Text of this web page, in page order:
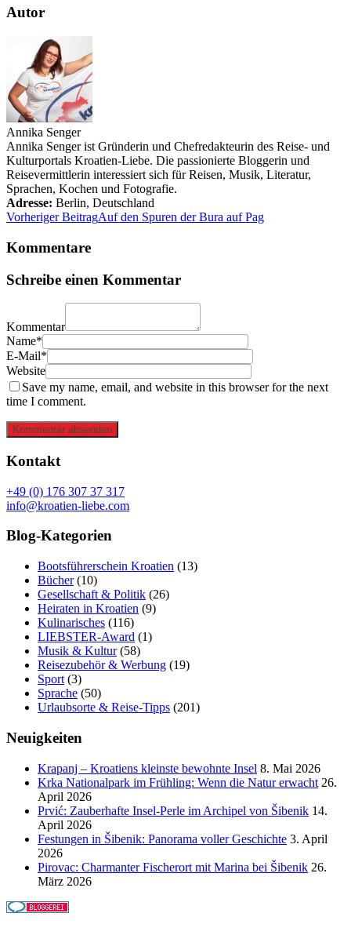
Autor
Annika Senger
Annika Senger ist Gründerin und Chefredakteurin des Reise- und
Kulturportals Kroatien-Liebe. Die passionierte Bloggerin und
Reisevermittlerin interessiert sich für Reisen, Musik, Literatur,
Sprachen, Kochen und Fotografie.
Adresse: Berlin, Deutschland
Vorheriger BeitragAuf den Spuren der Bura auf Pag
Kommentare
Schreibe einen Kommentar
Kommentar
Name*
E-Mail*
Website
Save my name, email, and website in this browser for the next
time I comment.
Kommentar absenden
Kontakt
+49 (0) 176 307 37 317
info@kroatien-liebe.com
Blog-Kategorien
Bootsführerschein Kroatien (13)
Bücher(10)
Gesellschaft & Politik (26)
Heiraten in Kroatien (9)
Kulinarisches (116)
LIEBSTER-Award (1)
Musik & Kultur(58)
Reisezubehör & Werbung (19)
Sport (3)
Sprache (50)
Urlaubsorte & Reise-Tipps (201)
Neuigkeiten
Krapanj – Kroatiens kleinste bewohnte Insel 8. Mai 2026
Krka Nationalpark im Frühling: Wenn die Natur erwacht 26.
April 2026
Prvić: Zauberhafte Insel-Perle im Archipel von Šibenik 14.
April 2026
Festungen in Šibenik: Panorama voller Geschichte 3. April
2026
Pirovac: Charmanter Fischerort mit Marina bei Šibenik 26.
März 2026